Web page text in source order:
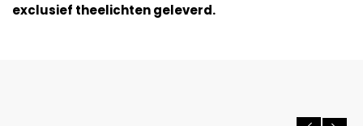
exclusief theelichten geleverd.